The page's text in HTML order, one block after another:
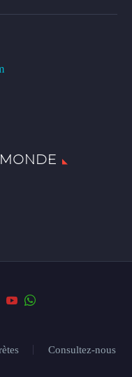
Consultez-nous